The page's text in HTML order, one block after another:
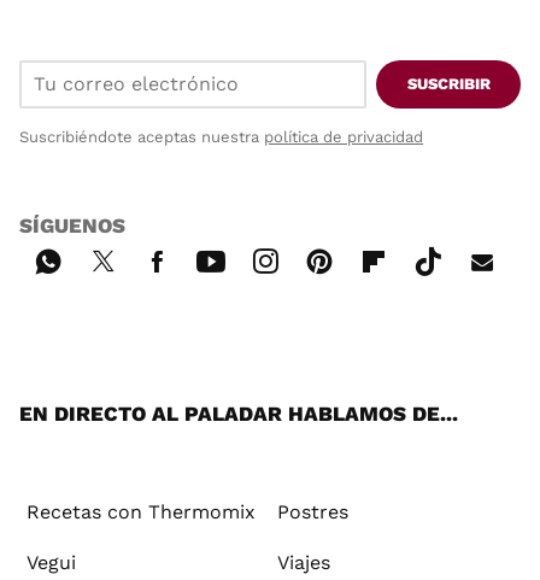
SUSCRIBIR
Suscribiéndote aceptas nuestra política de privacidad
SÍGUENOS
EN DIRECTO AL PALADAR HABLAMOS DE...
Recetas con Thermomix Postres
Vegui Viajes